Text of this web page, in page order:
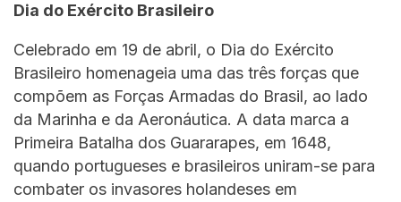
Dia do Exército Brasileiro
Celebrado em 19 de abril, o Dia do Exército
Brasileiro homenageia uma das três forças que
compõem as Forças Armadas do Brasil, ao lado
da Marinha e da Aeronáutica. A data marca a
Primeira Batalha dos Guararapes, em 1648,
quando portugueses e brasileiros uniram-se para
combater os invasores holandeses em